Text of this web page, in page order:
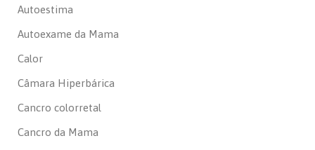
Autoestima
Autoexame da Mama
Calor
Câmara Hiperbárica
Cancro colorretal
Cancro da Mama